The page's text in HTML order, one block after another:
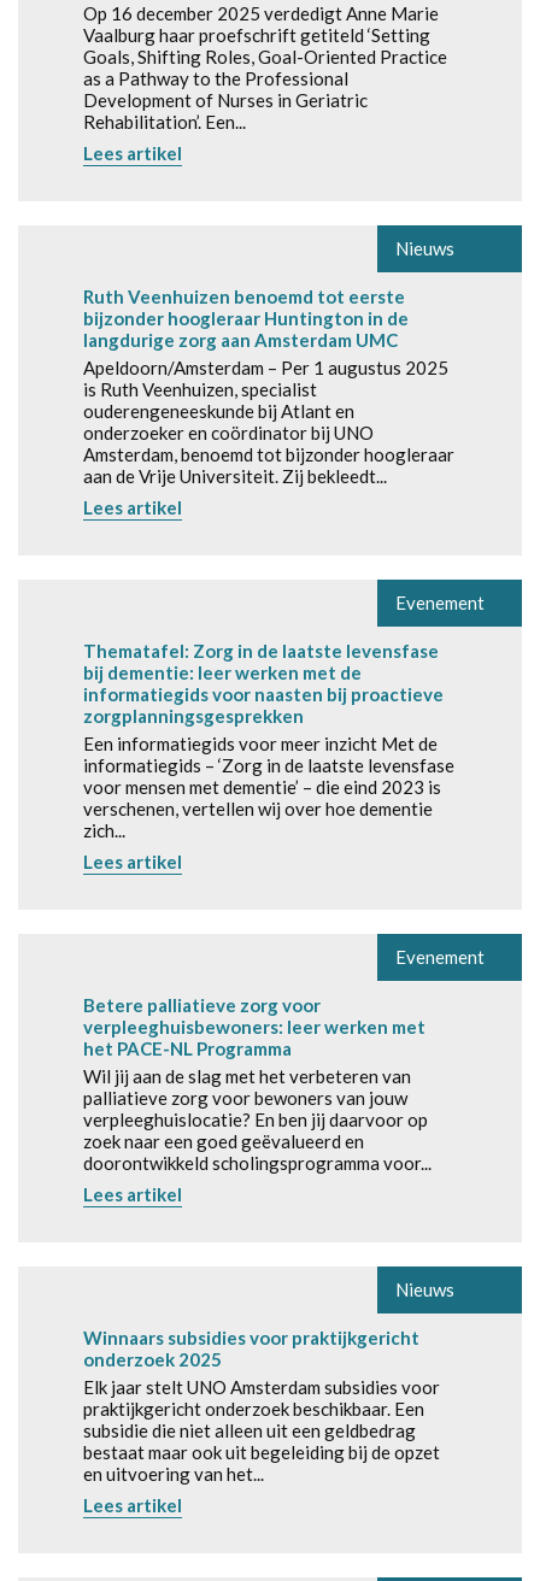
Op 16 december 2025 verdedigt Anne Marie
Vaalburg haar proefschrift getiteld ‘Setting
Goals, Shifting Roles, Goal-Oriented Practice
as a Pathway to the Professional
Development of Nurses in Geriatric
Rehabilitation’. Een...
Lees artikel
Nieuws
Ruth Veenhuizen benoemd tot eerste
bijzonder hoogleraar Huntington in de
langdurige zorg aan Amsterdam UMC
Apeldoorn/Amsterdam – Per 1 augustus 2025
is Ruth Veenhuizen, specialist
ouderengeneeskunde bij Atlant en
onderzoeker en coördinator bij UNO
Amsterdam, benoemd tot bijzonder hoogleraar
aan de Vrije Universiteit. Zij bekleedt...
Lees artikel
Evenement
Thematafel: Zorg in de laatste levensfase
bij dementie: leer werken met de
informatiegids voor naasten bij proactieve
zorgplanningsgesprekken
Een informatiegids voor meer inzicht Met de
informatiegids – ‘Zorg in de laatste levensfase
voor mensen met dementie’ – die eind 2023 is
verschenen, vertellen wij over hoe dementie
zich...
Lees artikel
Evenement
Betere palliatieve zorg voor
verpleeghuisbewoners: leer werken met
het PACE-NL Programma
Wil jij aan de slag met het verbeteren van
palliatieve zorg voor bewoners van jouw
verpleeghuislocatie? En ben jij daarvoor op
zoek naar een goed geëvalueerd en
doorontwikkeld scholingsprogramma voor...
Lees artikel
Nieuws
Winnaars subsidies voor praktijkgericht
onderzoek 2025
Elk jaar stelt UNO Amsterdam subsidies voor
praktijkgericht onderzoek beschikbaar. Een
subsidie die niet alleen uit een geldbedrag
bestaat maar ook uit begeleiding bij de opzet
en uitvoering van het...
Lees artikel